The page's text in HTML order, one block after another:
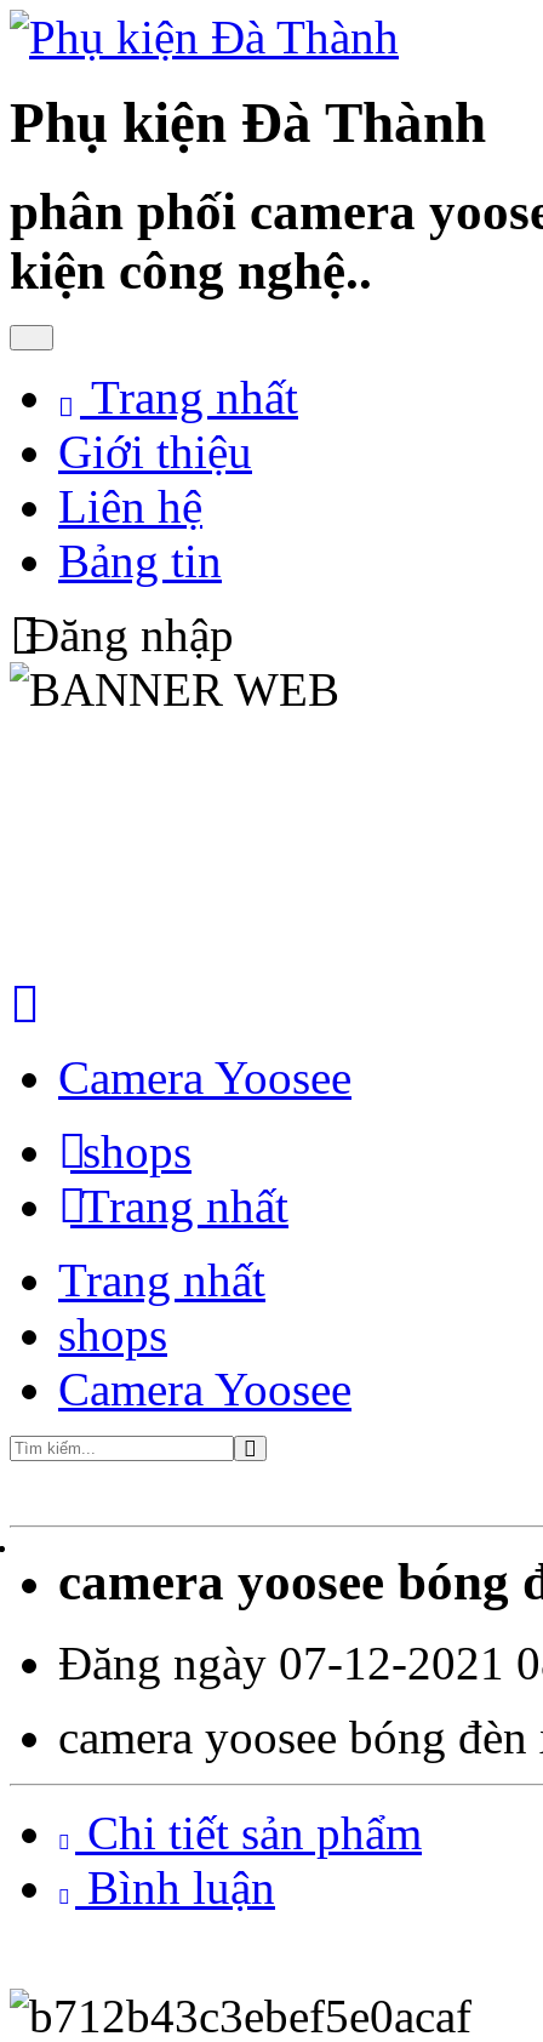
Phụ kiện Đà Thành
phân phối camera
kiện công nghệ..
Trang nhất
Giới thiệu
Liên hệ
Bảng tin
Đăng nhập
Camera Yoosee
shops
Trang nhất
Trang nhất
shops
Camera Yoosee
camera yoosee bóng
Đăng ngày 07-12-2021
camera yoosee bóng
Chi tiết sản phẩm
Bình luận